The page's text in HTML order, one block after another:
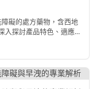
礙的處方藥物，含西地
入探討產品特色、適應